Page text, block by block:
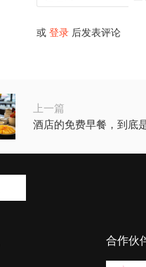
或 登录 后发表评论
上一篇
酒店的免费早餐，到底
合作伙